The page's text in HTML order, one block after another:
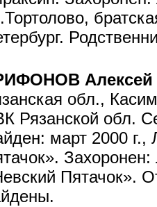
Алексей
обл.,
Рязанской обл.
март 2000 г.,
Пятачок».